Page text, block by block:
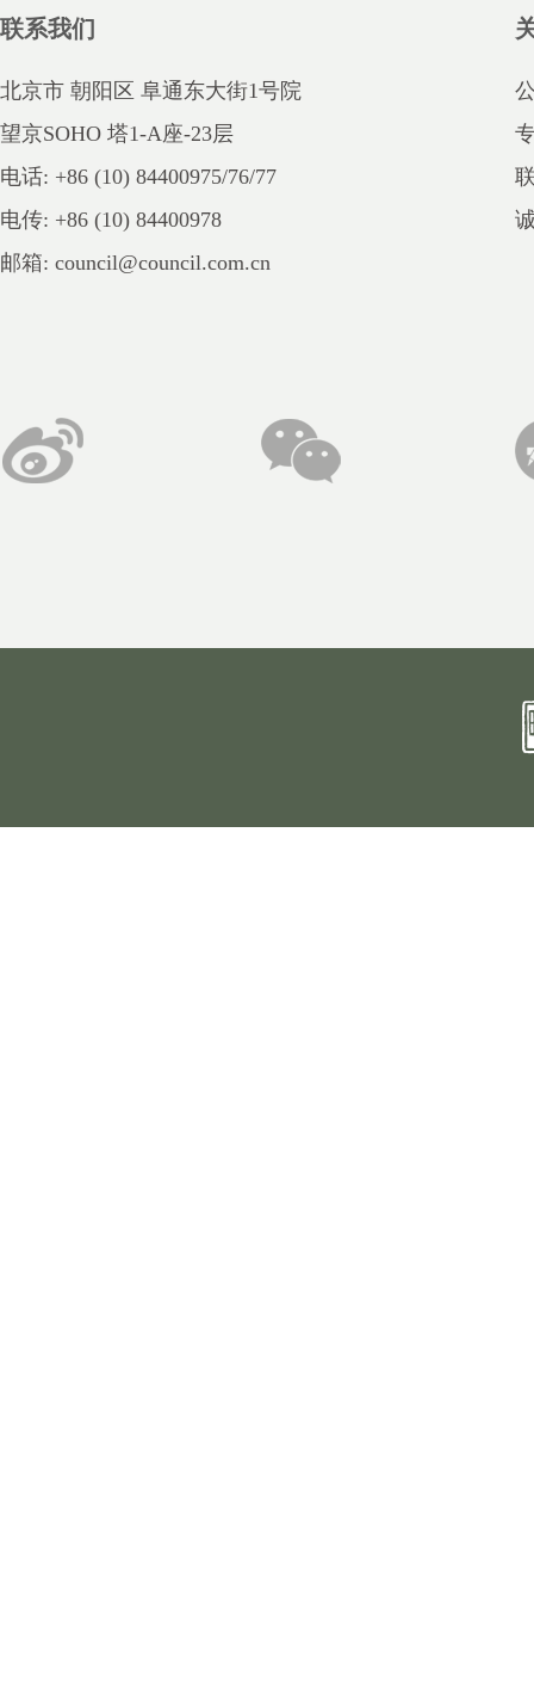
联系我们
北京市 朝阳区 阜通东大街1号院
望京SOHO 塔1-A座-23层
电话: +86 (10) 84400975/76/77
电传: +86 (10) 84400978
邮箱: council@council.com.cn